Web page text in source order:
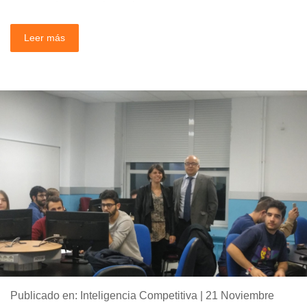
Leer más
Publicado en: Inteligencia Competitiva | 21 Noviembre